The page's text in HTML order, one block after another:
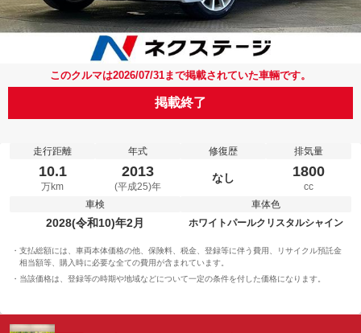
このクルマは2026/07/31まで掲載されていた車輛です。
掲載終了
走行距離
10.1
万km
年式
2013
(平成25)年
修復歴
なし
排気量
1800
cc
車検
2028(令和10)年2月
車体色
ホワイトパールクリスタルシャイン
支払総額には、車両本体価格の他、保険料、税金、登録等に伴う費用、リサイクル預託金
相当額等、購入時に必要な全ての費用が含まれています。
当該価格は、登録等の時期や地域などについて一定の条件を付した価格になります。